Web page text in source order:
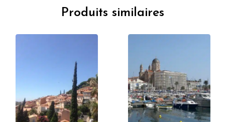
Produits similaires